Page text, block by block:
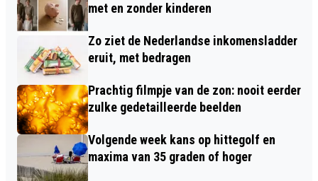
met en zonder kinderen
Zo ziet de Nederlandse inkomensladder
eruit, met bedragen
Prachtig filmpje van de zon: nooit eerder
zulke gedetailleerde beelden
Volgende week kans op hittegolf en
maxima van 35 graden of hoger